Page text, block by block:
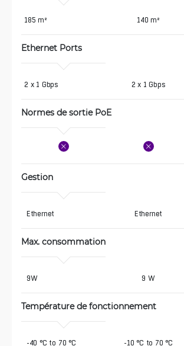
185 m² 140 m²
Ethernet Ports
2 x 1 Gbps 2 x 1 Gbps
Normes de sortie PoE
Gestion
Ethernet Ethernet
Max. consommation
9W 9 W
Température de fonctionnement
-40 °C to 70 °C -10 °C to 70 °C